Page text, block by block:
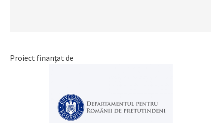
Proiect finanțat de